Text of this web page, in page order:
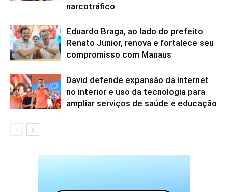
narcotráfico
Eduardo Braga, ao lado do prefeito
Renato Junior, renova e fortalece seu
compromisso com Manaus
David defende expansão da internet
no interior e uso da tecnologia para
ampliar serviços de saúde e educação